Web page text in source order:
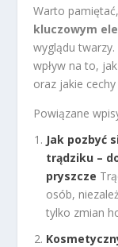
Warto
kluczowym
wyglądu
wpływ na to,
oraz jakie
Powiązane
Jak pozbyć
trądziku –
pryszcze
osób,
tylko zmian